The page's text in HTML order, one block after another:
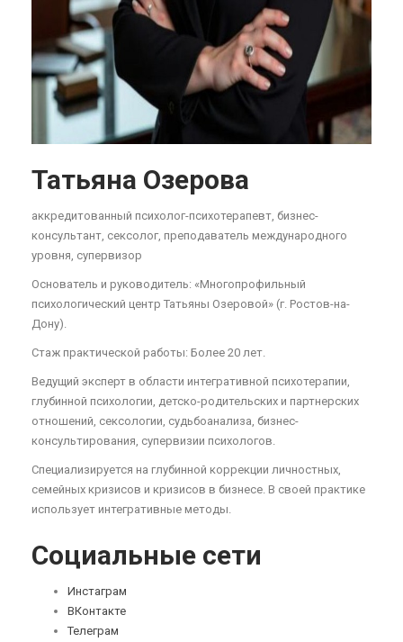
Татьяна Озерова
аккредитованный психолог-психотерапевт, бизнес-
консультант, сексолог, преподаватель международного
уровня, супервизор
Основатель и руководитель: «Многопрофильный
психологический центр Татьяны Озеровой» (г. Ростов-на-
Дону).
Стаж практической работы: Более 20 лет.
Ведущий эксперт в области интегративной психотерапии,
глубинной психологии, детско-родительских и партнерских
отношений, сексологии, судьбоанализа, бизнес-
консультирования, супервизии психологов.
Специализируется на глубинной коррекции личностных,
семейных кризисов и кризисов в бизнесе. В своей практике
использует интегративные методы.
Социальные сети
Инстаграм
ВКонтакте
Телеграм